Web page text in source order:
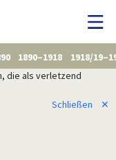
1890–1918
1918/
die als verletzend
Schließen
✕